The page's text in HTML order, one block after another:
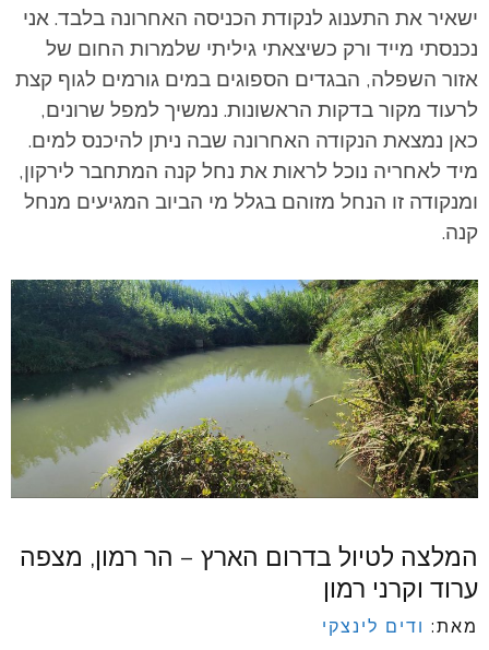
ישאיר את התענוג לנקודת הכניסה האחרונה בלבד. אני
נכנסתי מייד ורק כשיצאתי גיליתי שלמרות החום של
אזור השפלה, הבגדים הספוגים במים גורמים לגוף קצת
לרעוד מקור בדקות הראשונות. נמשיך למפל שרונים,
כאן נמצאת הנקודה האחרונה שבה ניתן להיכנס למים.
מיד לאחריה נוכל לראות את נחל קנה המתחבר לירקון,
ומנקודה זו הנחל מזוהם בגלל מי הביוב המגיעים מנחל
קנה.
המלצה לטיול בדרום הארץ – הר רמון, מצפה
ערוד וקרני רמון
מאת: ודים לינצקי